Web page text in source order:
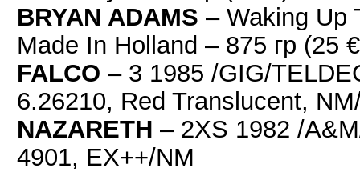
BRYAN ADAMS – Waking Up
Made In Holland – 875 гр (25
FALCO – 3 1985 /GIG/
6.26210, Red Translucent,
NAZARETH – 2XS 1982 /
4901, EX++/NM